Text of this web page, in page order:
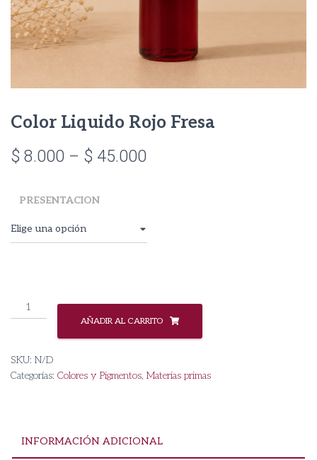
Color Liquido Rojo Fresa
$ 8.000 – $ 45.000
PRESENTACION
Color
Liquido
cantidad
AÑADIR AL CARRITO
SKU: N/D
Categorías: Colores y Pigmentos, Materias primas
INFORMACIÓN ADICIONAL